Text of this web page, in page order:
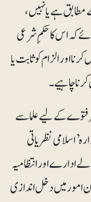
ہے یا نہیں،
کہ اس کا حکمِ شرعی
اورالزام کو ثابت یا
چاہیے۔
فتوے کے لیے علما سے
’اسلامی نظریاتی
ادارے اور انتظامیہ
امور میں دخل اندازی